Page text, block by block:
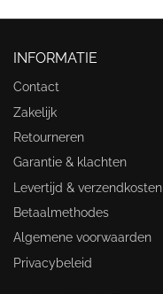
INFORMATIE
Contact
Zakelijk
Retourneren
Garantie & klachten
Levertijd & verzendkosten
Betaalmethodes
Algemene voorwaarden
Privacybeleid